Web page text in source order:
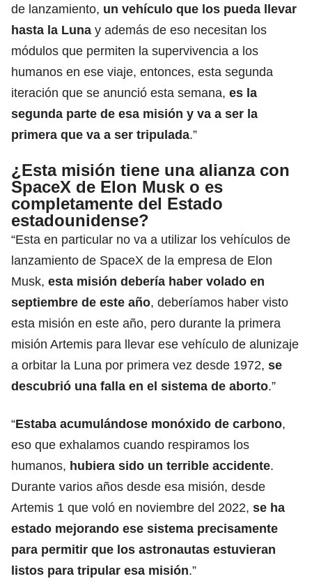
de lanzamiento, un vehículo que los pueda llevar
hasta la Luna y además de eso necesitan los
módulos que permiten la supervivencia a los
humanos en ese viaje, entonces, esta segunda
iteración que se anunció esta semana, es la
segunda parte de esa misión y va a ser la
primera que va a ser tripulada.”
¿Esta misión tiene una alianza con
SpaceX de Elon Musk o es
completamente del Estado
estadounidense?
“Esta en particular no va a utilizar los vehículos de
lanzamiento de SpaceX de la empresa de Elon
Musk, esta misión debería haber volado en
septiembre de este año, deberíamos haber visto
esta misión en este año, pero durante la primera
misión Artemis para llevar ese vehículo de alunizaje
a orbitar la Luna por primera vez desde 1972, se
descubrió una falla en el sistema de aborto.”
“Estaba acumulándose monóxido de carbono,
eso que exhalamos cuando respiramos los
humanos, hubiera sido un terrible accidente.
Durante varios años desde esa misión, desde
Artemis 1 que voló en noviembre del 2022, se ha
estado mejorando ese sistema precisamente
para permitir que los astronautas estuvieran
listos para tripular esa misión.”